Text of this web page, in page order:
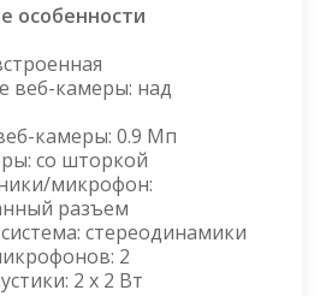
особенности
веб-камеры: над
камеры: 0.9 Мп
со шторкой
микрофон:
разъем
стереодинамики
2
2 x 2 Вт